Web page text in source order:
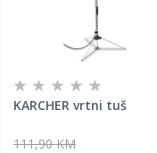
KARCHER vrtni tuš
111,90 KM